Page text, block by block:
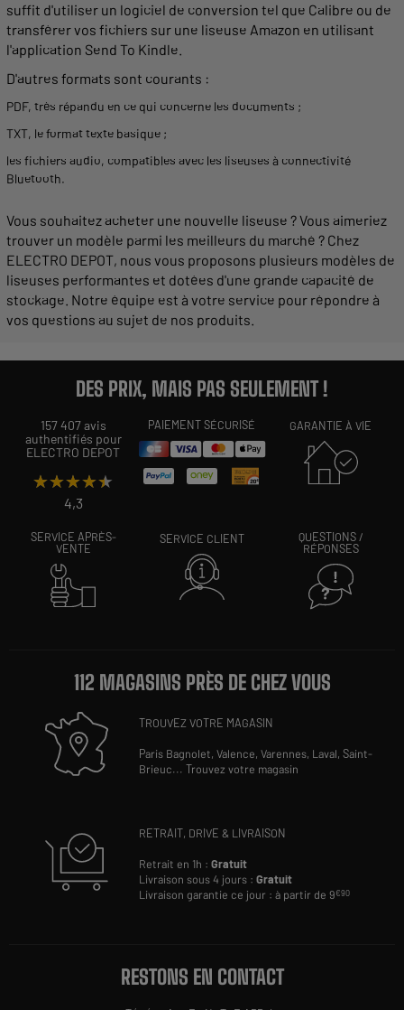
suffit d'utiliser un logiciel de conversion tel que Calibre ou de
transférer vos fichiers sur une liseuse Amazon en utilisant
l'application Send To Kindle.
D'autres formats sont courants :
PDF, très répandu en ce qui concerne les documents ;
TXT, leformattexte basique ;
les fichiers audio, compatibles avec les liseuses à connectivité
Bluetooth.
Vous souhaitez acheter une nouvelle liseuse ? Vous aimeriez
trouver un modèle parmi les meilleurs du marché ? Chez
ELECTRO DEPOT, nous vous proposons plusieurs modèles de
liseuses performantes et dotées d'une grande capacité de
stockage. Notre équipe est à votre service pour répondre à
vos questions au sujet de nos produits.
DES PRIX, MAIS PAS SEULEMENT !
157 407 avis
authentifiés pour
ELECTRO DEPOT
★★★★★
★★★★★
4,3
PAIEMENT SÉCURISÉ GARANTIE À VIE
SERVICE APRÈS-
VENTE
SERVICE CLIENT
QUESTIONS /
RÉPONSES
112 MAGASINS PRÈS DE CHEZ VOUS
TROUVEZ VOTRE MAGASIN
Paris Bagnolet,Valence,Varennes, Laval,Saint-
Brieuc...Trouvez votre magasin
RETRAIT, DRIVE & LIVRAISON
Retrait en 1h :Gratuit
Livraison sous 4 jours :Gratuit
Livraison garantie ce jour : à partir de 9€90
RESTONS EN CONTACT